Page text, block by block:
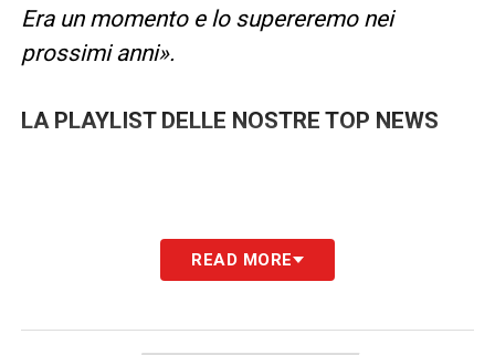
Era un momento e lo supereremo nei
prossimi anni».
LA PLAYLIST DELLE NOSTRE TOP NEWS
READ MORE